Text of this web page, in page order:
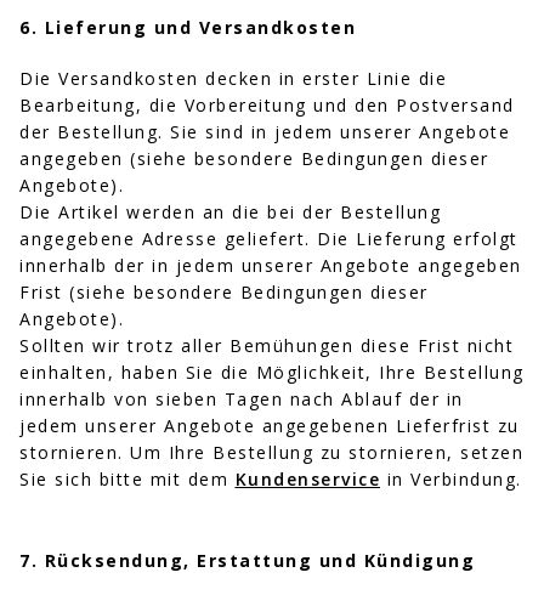
6. Lieferung und Versandkosten
Die Versandkosten decken in erster Linie die
Bearbeitung, die Vorbereitung und den Postversand
der Bestellung. Sie sind in jedem unserer Angebote
angegeben (siehe besondere Bedingungen dieser
Angebote).
Die Artikel werden an die bei der Bestellung
angegebene Adresse geliefert. Die Lieferung erfolgt
innerhalb der in jedem unserer Angebote angegeben
Frist (siehe besondere Bedingungen dieser
Angebote).
Sollten wir trotz aller Bemühungen diese Frist nicht
einhalten, haben Sie die Möglichkeit, Ihre Bestellung
innerhalb von sieben Tagen nach Ablauf der in
jedem unserer Angebote angegebenen Lieferfrist zu
stornieren. Um Ihre Bestellung zu stornieren, setzen
Sie sich bitte mit dem Kundenservice in Verbindung.
7. Rücksendung, Erstattung und Kündigung